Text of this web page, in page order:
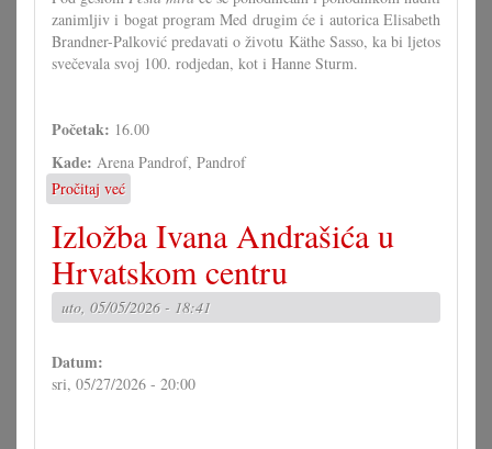
zanimljiv i bogat program Med drugim će i autorica Elisabeth
Brandner-Palković predavati o životu Käthe Sasso, ka bi ljetos
svečevala svoj 100. rodjedan, kot i Hanne Sturm.
Početak: 16.00
Kade: Arena Pandrof, Pandrof
Pročitaj već
Spomen-
priredba
za
žrtve
NS-
režima
Izložba Ivana Andrašića u
Hrvatskom centru
uto, 05/05/2026 - 18:41
Datum:
sri, 05/27/2026 - 20:00